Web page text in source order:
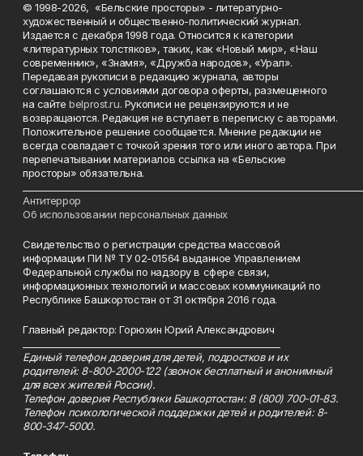
© 1998-2026, «Бельские просторы» - литературно-
художественный и общественно-политический журнал.
Издается с декабря 1998 года. Относится к категории
«литературных толстяков», таких, как «Новый мир», «Наш
современник», «Знамя», «Дружба народов», «Урал».
Передавая рукописи в редакцию журнала, авторы
соглашаются с условиями договора оферты, размещенного
на сайтеbelprost.ru. Рукописи не рецензируются и не
возвращаются. Редакция не вступает в переписку с авторами.
Положительное решение сообщается. Мнение редакции не
всегда совпадает с точкой зрения того или иного автора. При
перепечатывании материалов ссылка на «Бельские
просторы» обязательна.
Антитеррор
Об использовании персональных данных
Свидетельство о регистрации средства массовой
информации ПИ № ТУ 02-01564 выданное Управлением
Федеральной службы по надзору в сфере связи,
информационных технологий и массовых коммуникаций по
Республике Башкортостан от 31 октября 2016 года.
Главный редактор: Горюхин Юрий Александрович
Единый телефон доверия для детей, подростков и их
родителей: 8-800-2000-122 (звонок бесплатный и анонимный
для всех жителей России).
Телефон доверия Республики Башкортостан: 8 (800) 700-01-83.
Телефон психологической поддержки детей и родителей: 8-
800-347-5000.